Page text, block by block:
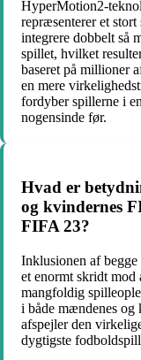
HyperMotion2-
repræsenterer et
integrere dobbelt så
spillet, hvilket
baseret på millioner
en mere
fordyber spillerne i
nogensinde før.
Hvad er
og kvindernes
FIFA 23?
Inklusionen af
et enormt skridt mod
mangfoldig
i både mændenes
afspejler den
dygtigste